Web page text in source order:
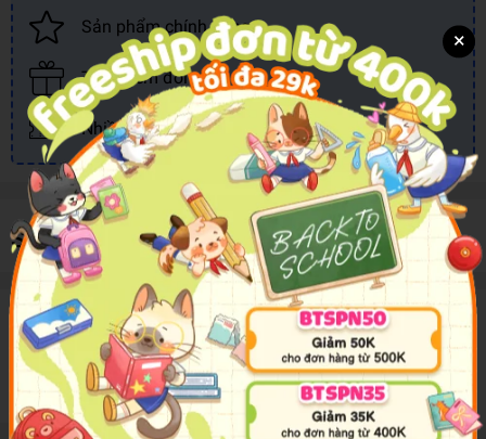
Sản phẩm chính hãng
Tích điểm đổi quà
Nhiều khuyến mãi, ưu đãi
Sản phẩm cùng loại
Mô tả sản phẩm
Pokémon Đặc Biệt - Tập 49
×